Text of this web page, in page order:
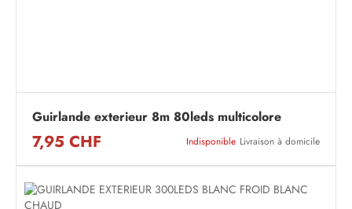
Guirlande exterieur 8m 80leds multicolore
7,95 CHF Indisponible Livraison à domicile